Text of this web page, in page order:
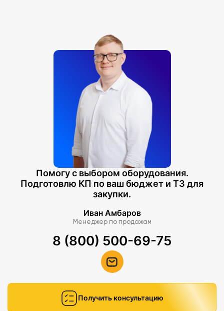
Помогу с выбором оборудования.
Подготовлю КП по ваш бюджет и ТЗ для
закупки.
Иван Амбаров
Менеджер по продажам
8 (800) 500-69-75
Получить консультацию